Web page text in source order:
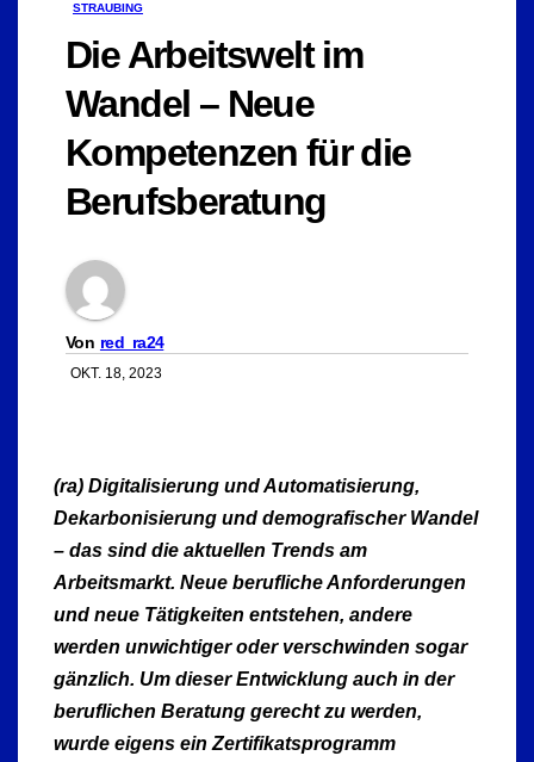
STRAUBING
Die Arbeitswelt im
Wandel – Neue
Kompetenzen für die
Berufsberatung
Von red_ra24
OKT. 18, 2023
(ra) Digitalisierung und Automatisierung,
Dekarbonisierung und demografischer Wandel
– das sind die aktuellen Trends am
Arbeitsmarkt. Neue berufliche Anforderungen
und neue Tätigkeiten entstehen, andere
werden unwichtiger oder verschwinden sogar
gänzlich. Um dieser Entwicklung auch in der
beruflichen Beratung gerecht zu werden,
wurde eigens ein Zertifikatsprogramm